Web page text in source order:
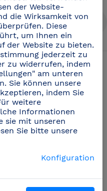
Reinigung (15)
der Website-
die Wirksamkeit von
Diese
um Ihnen ein
der Website zu bieten.
jederzeit zu
zu widerrufen, indem
am unteren
Sie können unsere
indem Sie
weitere
Informationen
sie mit unseren
Sie bitte unsere
Konfiguration